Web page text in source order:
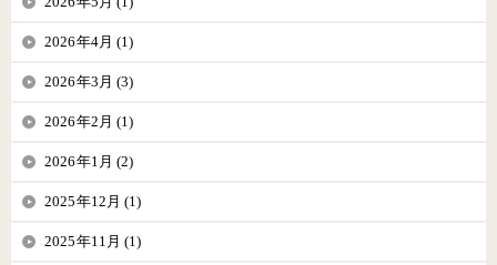
2026年4月 (1)
2026年3月 (3)
2026年2月 (1)
2026年1月 (2)
2025年12月 (1)
2025年11月 (1)